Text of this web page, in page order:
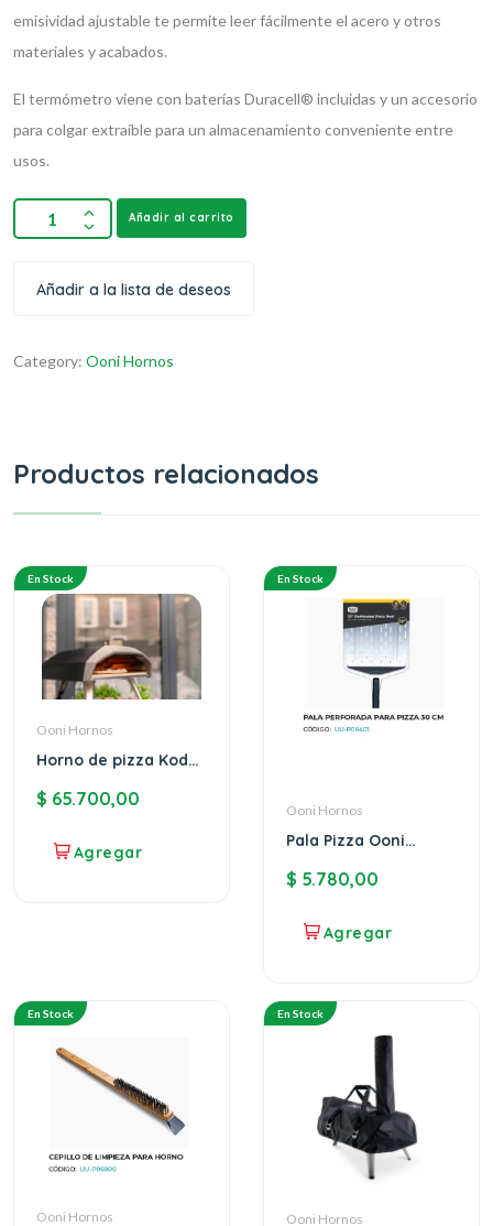
emisividad ajustable te permite leer fácilmente el acero y otros
materiales y acabados.
El termómetro viene con baterías Duracell® incluidas y un accesorio
para colgar extraíble para un almacenamiento conveniente entre
usos.
Añadir al carrito
Añadir a la lista de deseos
Category: Ooni Hornos
Productos relacionados
En Stock
Ooni Hornos
Horno de pizza Koda
$ 65.700,00
En Stock
Ooni Hornos
Pala Pizza Ooni
$ 5.780,00
En Stock
Ooni Hornos
En Stock
Ooni Hornos